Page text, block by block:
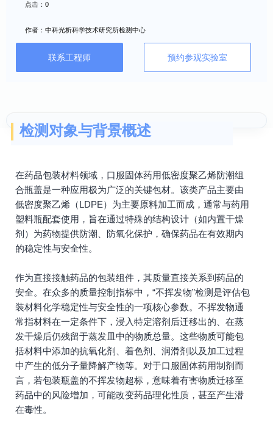
点击：0
作者：中科光析科学技术研究所检测中心
联系工程师 预约参观实验室
检测对象与背景概述
在药品包装材料领域，口服固体药用低密度聚乙烯防潮组
合瓶盖是一种应用极为广泛的关键包材。该类产品主要由
低密度聚乙烯（LDPE）为主要原料加工而成，通常与药用
塑料瓶配套使用，旨在通过特殊的结构设计（如内置干燥
剂）为药物提供防潮、防氧化保护，确保药品在有效期内
的稳定性与安全性。
作为直接接触药品的包装组件，其质量直接关系到药品的
安全。在众多的质量控制指标中，“不挥发物”检测是评估包
装材料化学稳定性与安全性的一项核心参数。不挥发物通
常指材料在一定条件下，浸入特定溶剂后迁移出的、在蒸
发干燥后仍残留于蒸发皿中的物质总量。这些物质可能包
括材料中添加的抗氧化剂、着色剂、润滑剂以及加工过程
中产生的低分子量降解产物等。对于口服固体药用制剂而
言，若包装瓶盖的不挥发物超标，意味着有害物质迁移至
药品中的风险增加，可能改变药品理化性质，甚至产生潜
在毒性。